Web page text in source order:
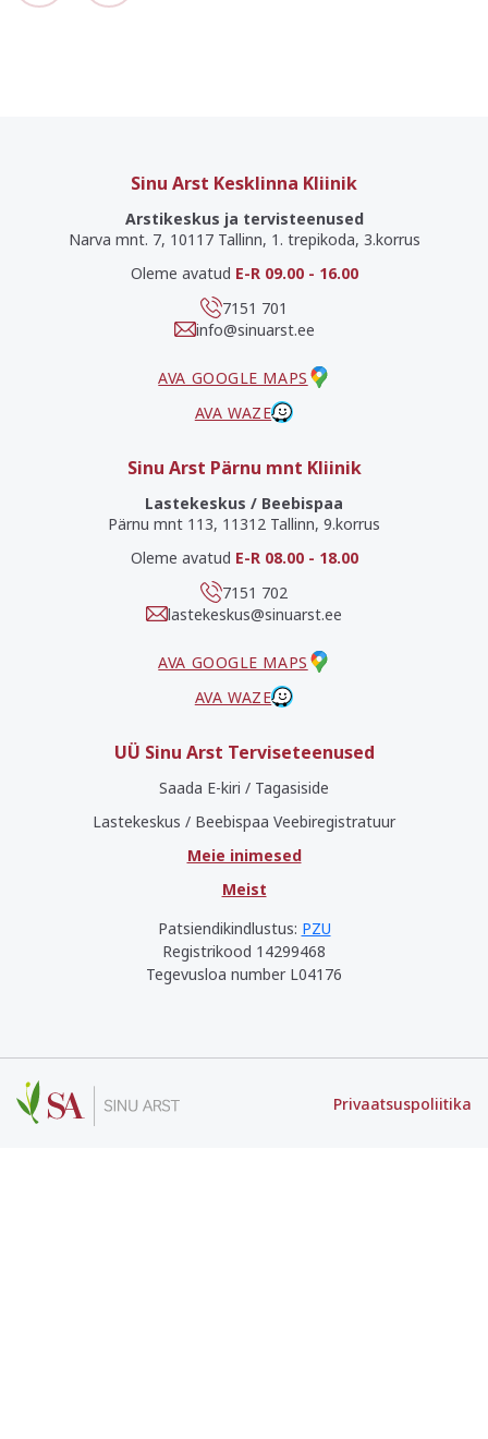
Sinu Arst Kesklinna Kliinik
Arstikeskus ja tervisteenused
Narva mnt. 7, 10117 Tallinn, 1. trepikoda, 3.korrus
Oleme avatud E-R 09.00 - 16.00
7151 701
info@sinuarst.ee
AVA GOOGLE MAPS
AVA WAZE
Sinu Arst Pärnu mnt Kliinik
Lastekeskus / Beebispaa
Pärnu mnt 113, 11312 Tallinn, 9.korrus
Oleme avatud E-R 08.00 - 18.00
7151 702
lastekeskus@sinuarst.ee
AVA GOOGLE MAPS
AVA WAZE
UÜ Sinu Arst Terviseteenused
Saada E-kiri / Tagasiside
Lastekeskus / Beebispaa Veebiregistratuur
Meie inimesed
Meist
Patsiendikindlustus: PZU
Registrikood 14299468
Tegevusloa number L04176
Privaatsuspoliitika